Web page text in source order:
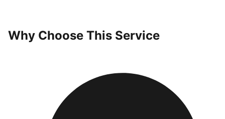
Why Choose This Service